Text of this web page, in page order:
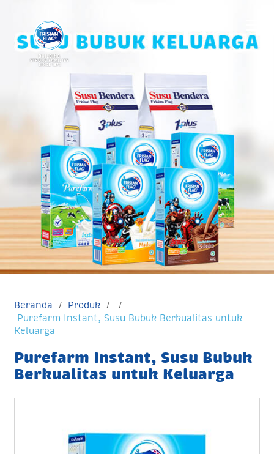
BUILDING
STRONG FAMILIES
SINCE 1871
Beranda
Produk
Purefarm Instant, Susu Bubuk Berkualitas untuk
Keluarga
Purefarm Instant, Susu Bubuk
Berkualitas untuk Keluarga